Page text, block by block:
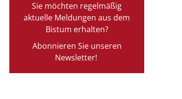
Sie möchten regelmäßig
aktuelle Meldungen aus dem
Bistum erhalten?
Abonnieren Sie unseren
Newsletter!